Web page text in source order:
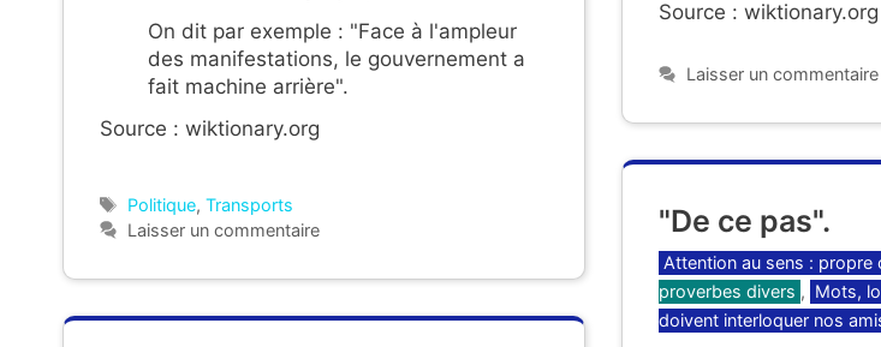
On dit par exemple : "Face à l'ampleur
des manifestations, le gouvernement a
fait machine arrière".
Source : wiktionary.org
Étiquettes
Politique,Transports
Laisser un commentaire
Source : wiktionary.org
Laisser un commentaire
"De ce pas".
Catégories
Attention au sens : propre
proverbes divers , Mots,
doivent interloquer nos